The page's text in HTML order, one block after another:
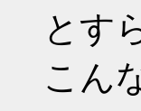
とす
こん